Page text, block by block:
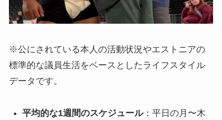
※公にされている本人の活動状況やエストニアの
標準的な議員生活をベースとしたライフスタイル
データです。
平均的な1週間のスケジュール：平日の月〜木